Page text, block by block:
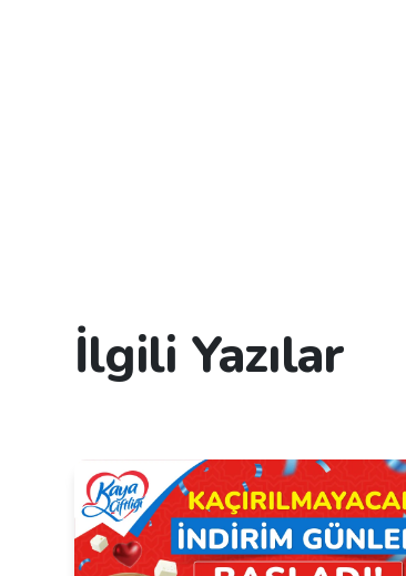
İlgili Yazılar